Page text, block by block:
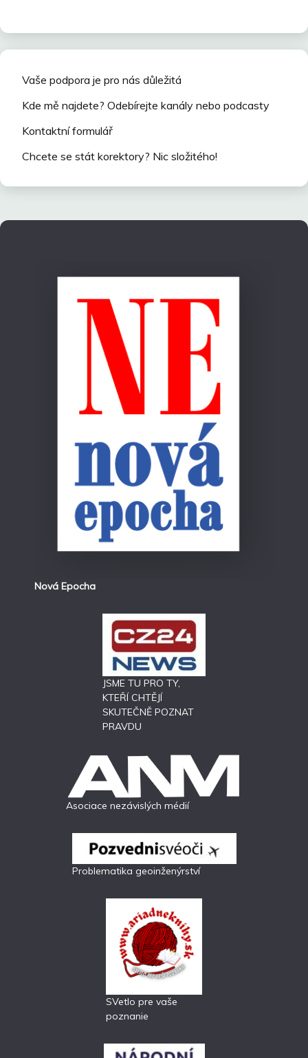
Vaše podpora je pro nás důležitá
Kde mě najdete? Odebírejte kanály nebo podcasty
Kontaktní formulář
Chcete se stát korektory? Nic složitého!
Nová Epocha
JSME TU PRO TY,
KTEŘÍ CHTĚJÍ
SKUTEČNĚ POZNAT
PRAVDU
Asociace nezávislých médií
Problematika geoinženýrství
SVetlo pre vaše
poznanie